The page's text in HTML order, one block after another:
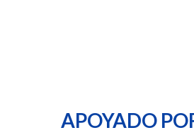
APOYADO